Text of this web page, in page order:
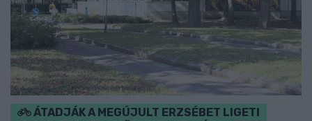
ÁTADJÁK A MEGÚJULT ERZSÉBET LIGETI